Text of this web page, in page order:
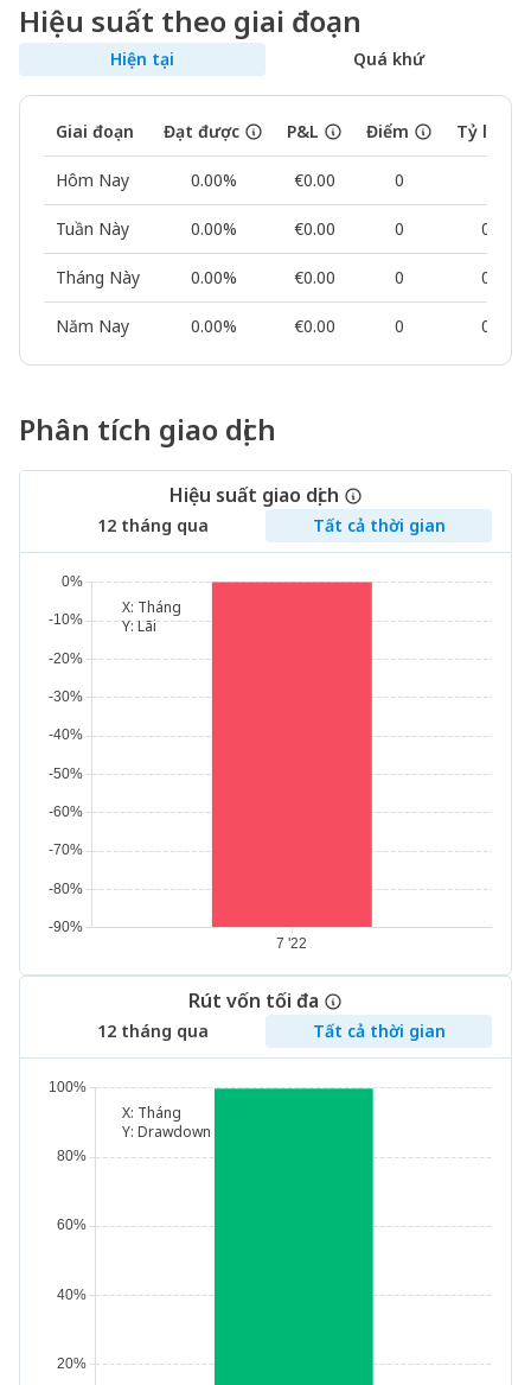
Hiệu suất theo giai đoạn
Hiện tại Quá khứ
Giai đoạn Đạt được P&L Điểm Tỷ lệ
Hôm Nay 0.00% €0.00 0
Tuần Này 0.00% €0.00 0 0.00%
Tháng Này 0.00% €0.00 0 0.00%
Năm Nay 0.00% €0.00 0 0.00%
Phân tích giao dịch
Hiệu suất giao dịch
12 tháng qua Tất cả thời gian
X: Tháng
Y:Lãi
Rút vốn tối đa
12 tháng qua Tất cả thời gian
X: Tháng
Y: Drawdown